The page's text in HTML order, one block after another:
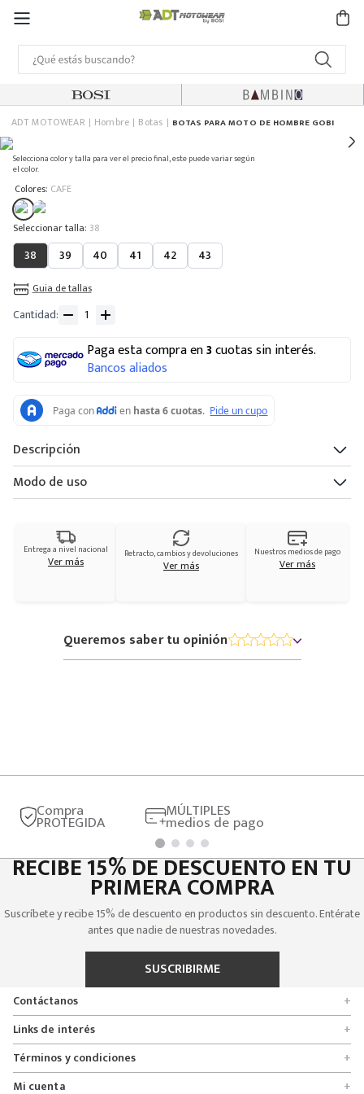
ADT MOTOWEAR Hombre Botas BOTAS PARA MOTO DE HOMBRE GOBI
Selecciona color y talla para ver el precio final, este puede variar según
el color.
Colores: CAFE
: 38
38 39 40 41 42 43
Guia de tallas
Cantidad
Paga esta compra en3cuotas sin interés.
Bancos aliados
Descripción
Modo de uso
Entrega a nivel nacional
Ver más Retracto, cambios y devoluciones
Ver más
Nuestros medios de pago
Ver más
Queremos saber tu opinión
Compra
PROTEGIDA
MÚLTIPLES
medios de pago
RECIBE 15% DE DESCUENTO EN TU
PRIMERA COMPRA
Suscríbete y recibe 15% de descuento en productos sin descuento. Entérate
antes que nadie de nuestras novedades.
SUSCRIBIRME
Contáctanos
+
Encuentra tu tienda
Formulario de solicitudes
Servicio al cliente
Links de interés +
Quienes somos
Políticas de entrega, cambio y devolución
Políticas de privacidad
Términos y condiciones +
Promociones
Mi cuenta +